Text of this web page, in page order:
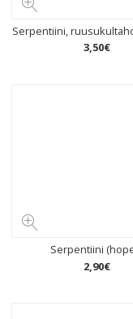
Serpentiini,
3,50€
Serpentiini
2,90€